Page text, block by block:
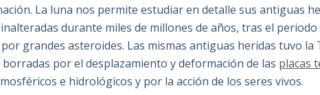
La luna nos permite estudiar en detalle sus antiguas
durante miles de millones de años, tras el
grandes asteroides. Las mismas antiguas heridas tuvo la
por el desplazamiento y deformación de las placas
e hidrológicos y por la acción de los seres vivos.